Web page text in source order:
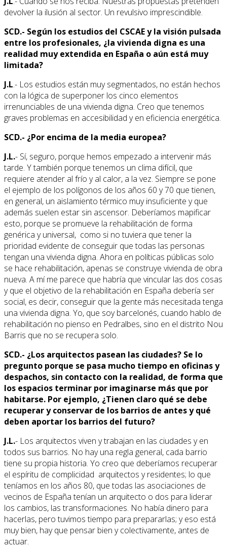
devolver la ilusión al sector. Un revulsivo imprescindible.
SCD.- Según los estudios del CSCAE y la visión pulsada
entre los profesionales, ¿la vivienda digna es una
realidad muy extendida en España o aún está muy
limitada?
J.L.- Los estudios están muy segmentados, no están hechos
con la lógica de superponer los cinco elementos
irrenunciables de una vivienda digna. Creo que tenemos
graves problemas en accesibilidad y en eficiencia energética.
SCD.- ¿Por encima de la media europea?
J.L.- Sí, seguro, porque hemos empezado a intervenir más
tarde. Y también porque tenemos un clima difícil, que
requiere atender al frío y al calor, a la vez. Siempre se pone
el ejemplo de los polígonos de los años 60 y 70 que tienen,
en general, un aislamiento térmico muy insuficiente y que
además suelen estar sin ascensor. Deberíamos mapificar
esto, porque se promueve la rehabilitación de forma
genérica y universal, como si no tuviera que tener la
prioridad evidente de conseguir que todas las personas
tengan una vivienda digna. Ahora en políticas públicas solo
se hace rehabilitación, apenas se construye vivienda de obra
nueva. A mí me parece que habría que vincular las dos cosas
y que el objetivo de la rehabilitación en España debería ser
social, es decir, conseguir que la gente más necesitada tenga
una vivienda digna. Yo, que soy barcelonés, cuando hablo de
rehabilitación no pienso en Pedralbes, sino en el distrito Nou
Barris que no se recupera solo.
SCD.- ¿Los arquitectos pasean las ciudades? Se lo
pregunto porque se pasa mucho tiempo en oficinas y
despachos, sin contacto con la realidad, de forma que
los espacios terminar por imaginarse más que por
habitarse. Por ejemplo, ¿Tienen claro qué se debe
recuperar y conservar de los barrios de antes y qué
deben aportar los barrios del futuro?
J.L.- Los arquitectos viven y trabajan en las ciudades y en
todos sus barrios. No hay una regla general, cada barrio
tiene su propia historia. Yo creo que deberíamos recuperar
el espíritu de complicidad arquitectos y residentes; lo que
teníamos en los años 80, que todas las asociaciones de
vecinos de España tenían un arquitecto o dos para liderar
los cambios, las transformaciones. No había dinero para
hacerlas, pero tuvimos tiempo para prepararlas; y eso está
muy bien, hay que pensar bien y colectivamente, antes de
actuar.